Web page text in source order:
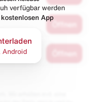
verfügbar werden
kostenlosen App
Android